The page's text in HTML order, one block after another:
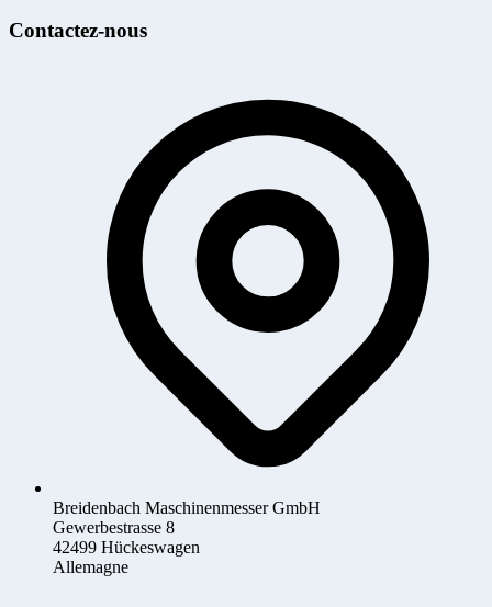
Contactez-nous
Breidenbach Maschinenmesser GmbH
Gewerbestrasse 8
42499 Hückeswagen
Allemagne